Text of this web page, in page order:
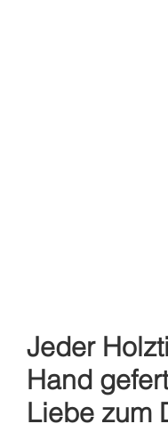
Jeder
Hand
Liebe zum